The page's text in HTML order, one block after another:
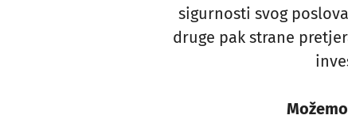
sigurnosti svog
druge pak strane